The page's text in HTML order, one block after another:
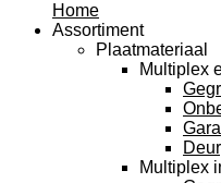
Home
Assortiment
Plaatmateriaal
Multiplex
Multiplex